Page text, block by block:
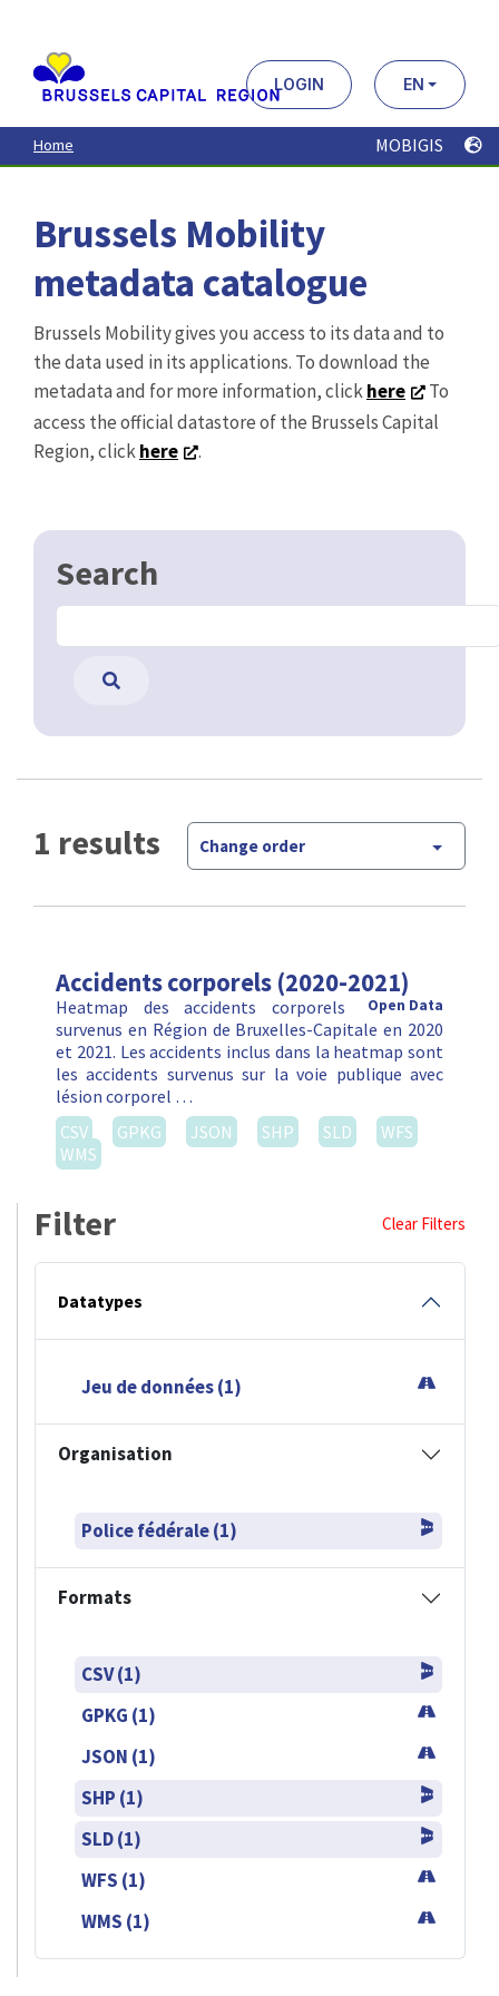
contenu
principal
LOGIN EN
Home MOBIGIS
Brussels Mobility
metadata catalogue
Brussels Mobility gives you access to its data and to
the data used in its applications. To download the
metadata and for more information, clickhere
To
access the official datastore of the Brussels Capital
Region, clickhere .
Search
1 results Change order
Accidents corporels (2020-2021)
Open Data
Heatmap des accidents corporels
survenus en Région de Bruxelles-Capitale en 2020
et 2021. Les accidents inclus dans la heatmap sont
les accidents survenus sur la voie publique avec
lésion corporel …
CSV
GPKG JSON SHP SLD
WFS
WMS
Filter Clear Filters
Datatypes
Jeu de données (1)
Organisation
Police fédérale (1)
Formats
CSV (1)
GPKG (1)
JSON (1)
SHP (1)
SLD (1)
WFS (1)
WMS (1)